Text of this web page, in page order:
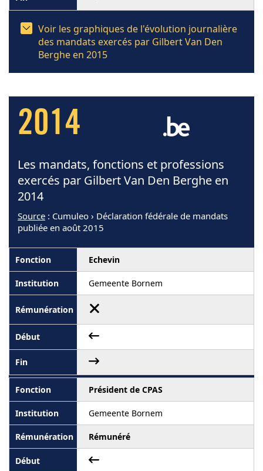
Voir les graphiques de l'évolution journalière
des mandats exercés par Gilbert Van Den
Berghe en 2015
2014
Les mandats, fonctions et professions
exercés par Gilbert Van Den Berghe en
2014
Source : Cumuleo › Déclaration fédérale de mandats
publiée en août 2015
Echevin
Gemeente Bornem
Président de CPAS
Gemeente Bornem
Rémunéré